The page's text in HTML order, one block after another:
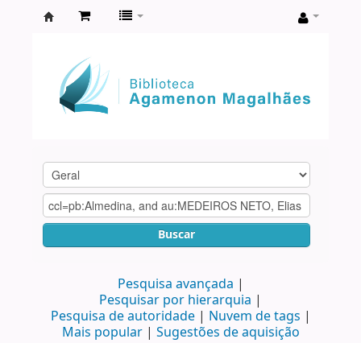
Agamenon
Magalhães
Buscar
Pesquisa avançada
Pesquisar por hierarquia
Pesquisa de autoridade
Nuvem de tags
Mais popular
Sugestões de aquisição